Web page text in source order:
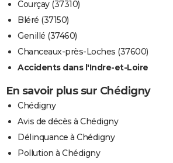
Courçay (37310)
Bléré (37150)
Genillé (37460)
Chanceaux-près-Loches (37600)
Accidents dans l'Indre-et-Loire
En savoir plus sur Chédigny
Chédigny
Avis de décès à Chédigny
Délinquance à Chédigny
Pollution à Chédigny